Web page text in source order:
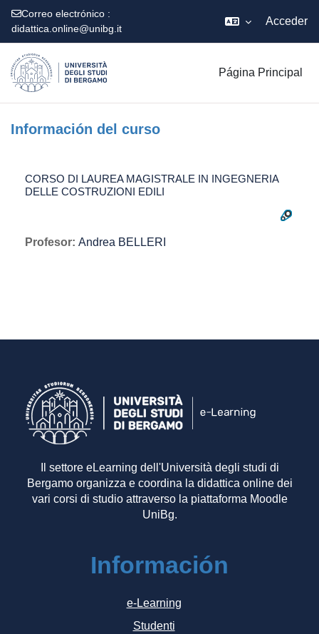
Correo electrónico :
didattica.online@unibg.it
Acceder
Página Principal
Información del curso
CORSO DI LAUREA MAGISTRALE IN INGEGNERIA
DELLE COSTRUZIONI EDILI
Profesor: Andrea BELLERI
Il settore eLearning dell'Università degli studi di
Bergamo organizza e coordina la didattica online dei
vari corsi di studio attraverso la piattaforma Moodle
UniBg.
Información
e-Learning
Studenti